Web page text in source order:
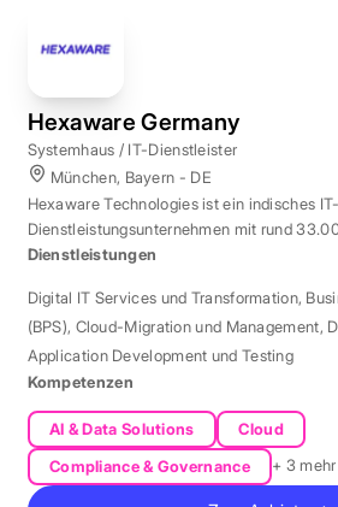
Hexaware Germany
Systemhaus / IT-Dienstleister
München, Bayern - DE
Hexaware Technologies ist ein indisches IT-
Dienstleistungsunternehmen mit rund
Standort München für Automatisierung und
Dienstleistungen
Digital IT Services und Transformation,
(BPS), Cloud-Migration und Management,
Application Development und Testing
Kompetenzen
AI & Data Solutions
Cloud
Compliance & Governance
+ 3 mehr